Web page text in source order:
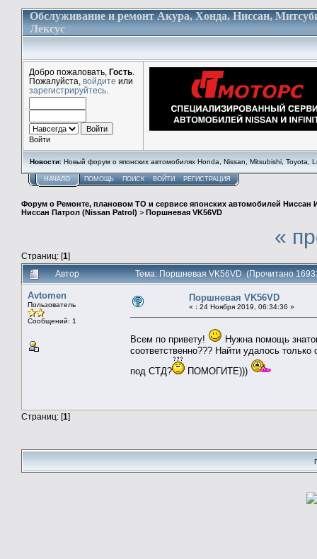
Обслуживание и ремонт Акура, Хонда, Ниссан,
Лексус
Добро пожаловать, Гость
Пожалуйста, войдите или
зарегистрируйтесь
Войти
Новости: Новый форум о японских автомобилях Honda, Nissan, Mitsubishi, Toyota,
НАЧАЛО ПОМОЩЬ ПОИСК ВОЙТИ РЕГИСТРАЦИЯ
Форум о Ремонте, плановом ТО и сервисе японских автомобилей
Ниссан Патрол (Nissan Patrol) > Поршневая VK56VD
Страниц: [1]
«
Автор Тема: Поршневая VK56VD (Прочитано
Avtomen
Пользователь
Сообщений: 1
Поршневая VK56VD
« : 24 Ноября 2019, 06:34:36 »
Всем по привету!
Нужна помощь
соответственно??? Найти удалось
под СТД?
ПОМОГИТЕ)))
Страниц: [1]